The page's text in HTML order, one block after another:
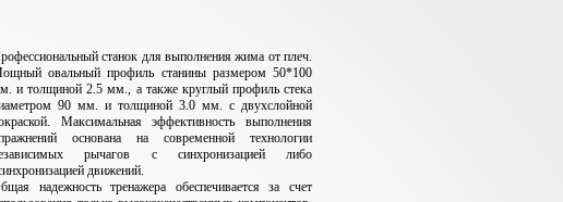
станок для выполнения жима от плеч.
овальный профиль станины размером 50*100
и толщиной 2.5 мм., а также круглый профиль стека
90 мм. и толщиной 3.0 мм. с двухслойной
Максимальная эффективность выполнения
основана на современной технологии
рычагов с синхронизацией либо
движений.
надежность тренажера обеспечивается за счет